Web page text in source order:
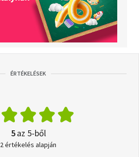
ÉRTÉKELÉSEK
5az 5-ből
2 értékelés alapján